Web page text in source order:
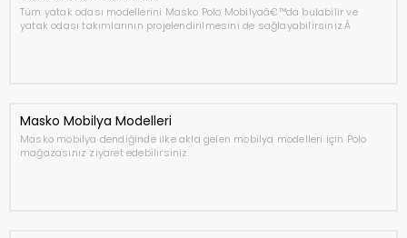
Tüm yatak odası modellerini Masko Polo Mobilyaâ€™da bulabilir ve
yatak odası takımlarının projelendirilmesini de sağlayabilirsiniz.Â
Masko Mobilya Modelleri
Masko mobilya dendiğinde ilke akla gelen mobilya modelleri için Polo
mağazasınız ziyaret edebilirsiniz.